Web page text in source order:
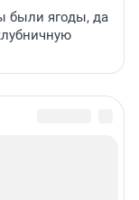
были ягоды, да